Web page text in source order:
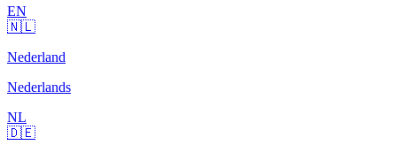
EN
🇳🇱
Nederland
Nederlands
NL
🇩🇪